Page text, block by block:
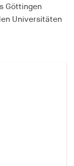
Göttingen
Universitäten